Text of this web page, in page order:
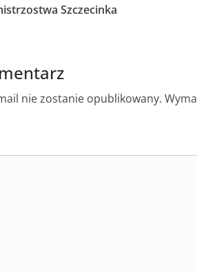
Szczecinka
nie zostanie opublikowany.